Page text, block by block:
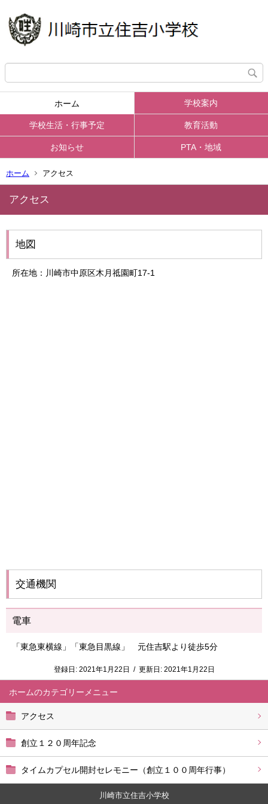
ホーム 学校案内
学校生活・行事予定 教育活動
お知らせ PTA・地域
ホーム アクセス
ホーム
アクセス
創立１２０周年記念
タイムカプセル開封セレモニー（創立１００周年行事）
アクセス
地図
所在地：川崎市中原区木月祗園町17-1
交通機関
電車
「東急東横線」「東急目黒線」 元住吉駅より徒歩5分
登録日: 2021年1月22日 / 更新日: 2021年1月22日
川崎市立住吉小学校